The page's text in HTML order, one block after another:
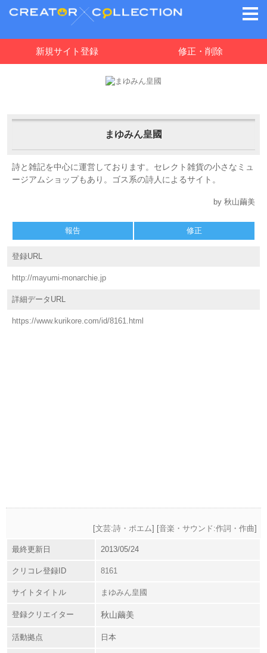
新規サイト登録 修正・削除
まゆみん皇國
詩と雑記を中心に運営しております。セレクト雑貨の小さなミュ
ージアムショップもあり。ゴス系の詩人によるサイト。
by 秋山繭美
報告 修正
登録URL
http://mayumi-monarchie.jp
詳細データURL
https://www.kurikore.com/id/8161.html
[文芸:詩・ポエム] [音楽・サウンド:作詞・作曲]
最終更新日 2013/05/24
クリコレ登録ID 8161
サイトタイトル まゆみん皇國
登録クリエイター 秋山繭美
活動拠点 日本